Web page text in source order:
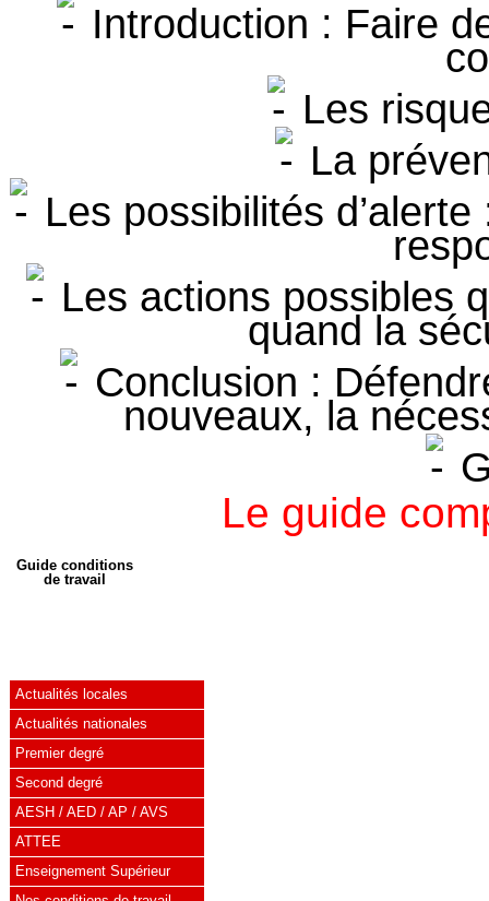
Introduction : Faire
Les
La
Les possibilités
Les actions possibles
quand la
Conclusion :
nouveaux, la
Le guide
Guide conditions
de travail
Actualités locales
Actualités nationales
Premier degré
Second degré
AESH / AED / AP / AVS
ATTEE
Enseignement Supérieur